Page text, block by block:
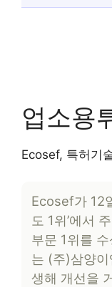
업소용
Ecosef, 특허기
Ecosef가 12
도 1위’에서
부문 1위를
는 (주)삼양
생해 개선을